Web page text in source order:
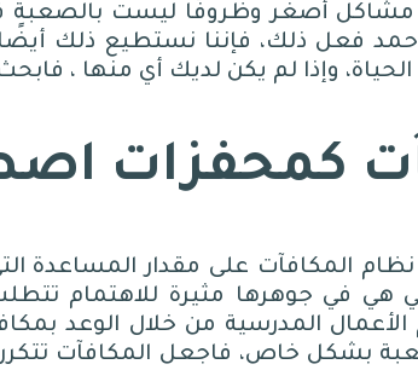
أصغر وظروفًا ليست بالصعبة
أحمد فعل ذلك، فإننا نستطيع ذلك أيضًا
وإذا لم يكن لديك أي منها ،
كمحفزات
المكافآت على مقدار المساعدة
هي في جوهرها مثيرة للاهتمام
المدرسية من خلال الوعد
بشكل خاص، فاجعل المكافآت تتكرر